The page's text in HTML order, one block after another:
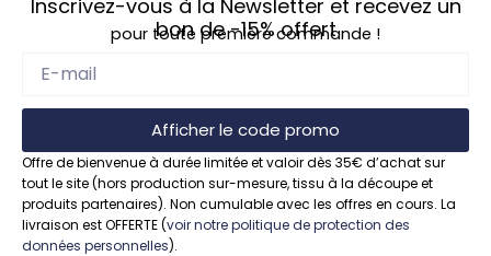
Inscrivez-vous à la Newsletter et recevez un
bon de -15% offert
pour toute première commande !
Afficher le code promo
Offre de bienvenue à durée limitée et valoir dès 35€ d’achat sur
tout le site (hors production sur-mesure, tissu à la découpe et
produits partenaires). Non cumulable avec les offres en cours. La
livraison est OFFERTE (voir notre politique de protection des
données personnelles).